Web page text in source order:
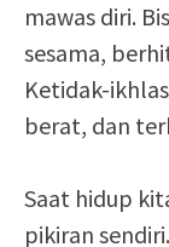
mawas diri.
sesama,
Ketidak-
berat, dan
Saat hidup
pikiran